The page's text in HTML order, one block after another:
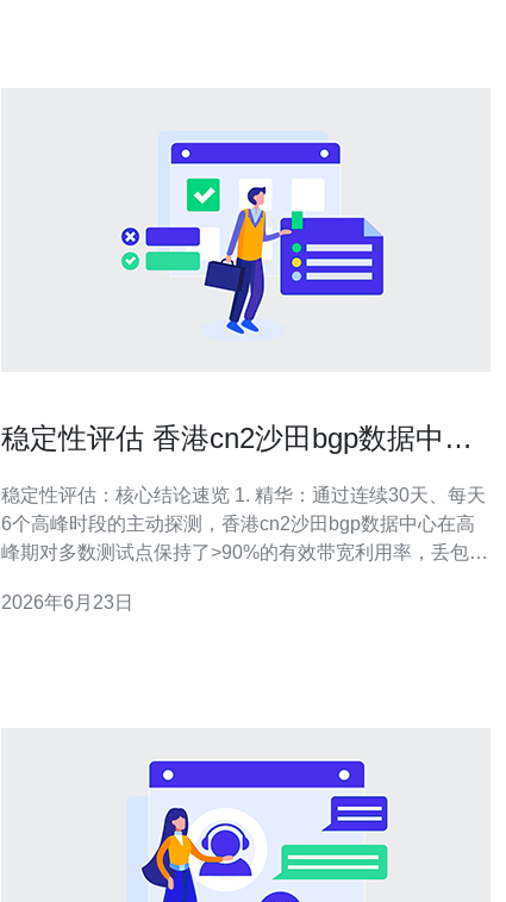
稳定性评估 香港cn2沙田bgp数据中心
稳定性评估：核心结论速览 1. 精华：通过连续30天、每天
6个高峰时段的主动探测，香港cn2沙田bgp数据中心在高
峰期对多数测试点保持了>90%的有效带宽利用率，丢包率
径上，基于CN2专线的BGP路由优先级能有效降低延迟，
2026年6月23日